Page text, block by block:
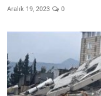
Aralık 19, 2023 0